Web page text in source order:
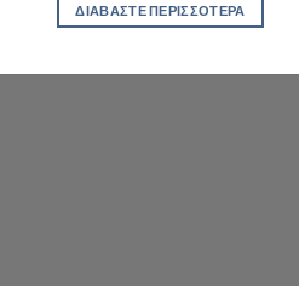
ΔΙΑΒΆΣΤΕ ΠΕΡΙΣΣΌΤΕΡΑ